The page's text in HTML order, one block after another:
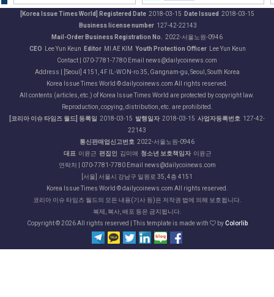
[Korea Issue Times World] Registered Date2018-03-15 Date Issued 2018-03-15
Business license number127-42-22143
Mail-Order Business Registration No.
2022-서울노원-0946
CEO Lee Yun Keun Editor MI AE KIM Youth Protection Officer Lee Yun Keun
Contact | 070-7781-7780 Email news@dailycoinews.com
Address | [Seoul] 4151, 4F IL-WON-ro 35, Gangnam-gu, Seoul, South Korea
Korea Issue Times World © dailycoinews.com All rights reserved.
All contents (articles, etc.) of Korea Issue Times World are protected by copyright law.
Reproduction, copying, distribution, etc. are prohibited.
[코리아 이슈 타임즈 월드] 등록일 2018-03-15 발행일자 2018-03-15 사업자등록번호 127-42-
22143
통신판매업신고번호 2022-서울노원-0946
대표 이윤근 편집인 김미애 청소년 보호책임자 이윤근
연락처 | 070-7781-7780 Email news@dailycoinews.com
[서울] 서울시 강남구 일원로 35, 4층 4151
Korea Issue Times World © dailycoinews.com All rights reserved.
코리아 이슈 타임즈 월드의 모든 내용(기사 등)은 저작권 법에 의해 보호됩니다.
복제, 복사, 배포 등은 금지됩니다.
Copyright ©2026 All rights reserved | This template is made with byColorlib